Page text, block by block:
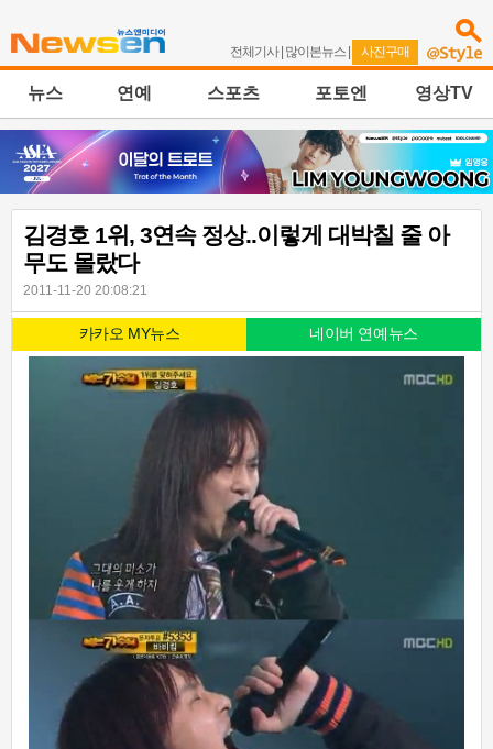
전체기사| 많이본뉴스 | 사진구매
뉴스 연예 스포츠 포토엔 영상TV
김경호 1위, 3연속 정상..이렇게 대박칠 줄 아
무도 몰랐다
2011-11-20 20:08:21
카카오 MY뉴스 네이버 연예뉴스